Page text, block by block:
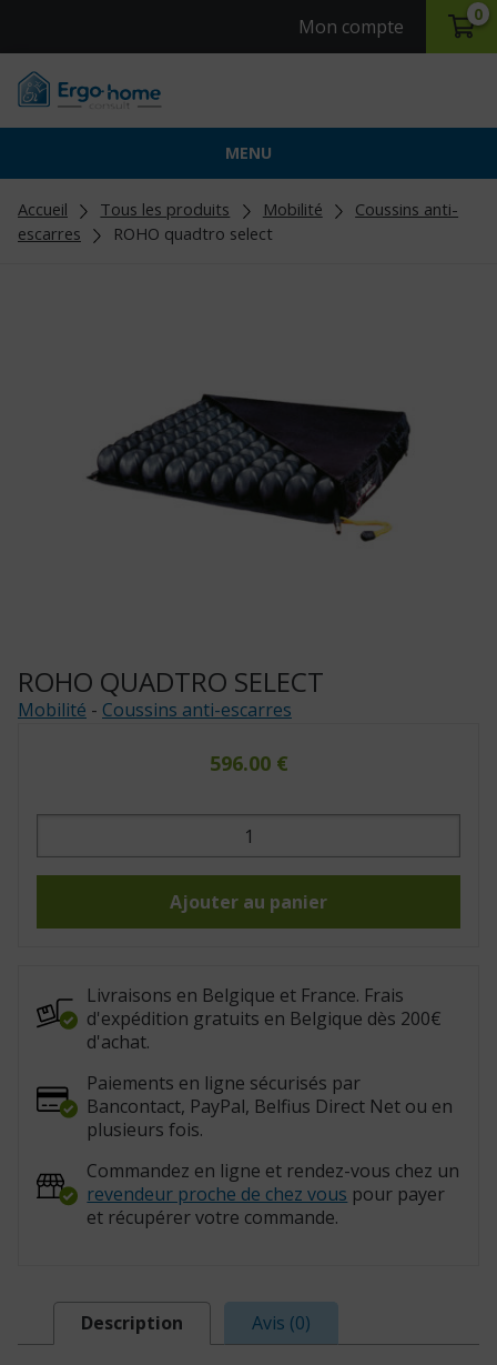
Mon compte
0
MENU
Accueil Tous les produits Mobilité
Coussins anti-
escarres
ROHO quadtro select
ROHO QUADTRO SELECT
Mobilité - Coussins anti-escarres
596.00 €
quantité
ROHO
Ajouter au panier
Livraisons en Belgique et France. Frais
d'expédition gratuits en Belgique dès 200€
d'achat.
Paiements en ligne sécurisés par
Bancontact, PayPal, Belfius Direct Net ou en
plusieurs fois.
Commandez en ligne et rendez-vous chez un
revendeur proche de chez vous pour payer
et récupérer votre commande.
Description Avis (0)